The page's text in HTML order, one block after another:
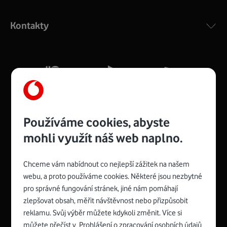
silný signál pro celou domácnost. Kompaktní rozměry 21
Více o COMPAL CH7465VF
Zyxel VMG8623-T50B:
Rozměry modemu jsou 16 x 22 x 7,5 cm (včetně stojánku)
a nabízí 4 gigabitové LAN porty a bezdrátové připojení Wi-
Spojte se s Vodafonem
Kontakty
Používáme cookies, abyste
mohli využít náš web naplno.
Chceme vám nabídnout co nejlepší zážitek na našem
webu, a proto používáme cookies. Některé jsou nezbytné
pro správné fungování stránek, jiné nám pomáhají
zlepšovat obsah, měřit návštěvnost nebo přizpůsobit
reklamu. Svůj výběr můžete kdykoli změnit. Více si
můžete přečíst v Prohlášení o zpracování osobních údajů